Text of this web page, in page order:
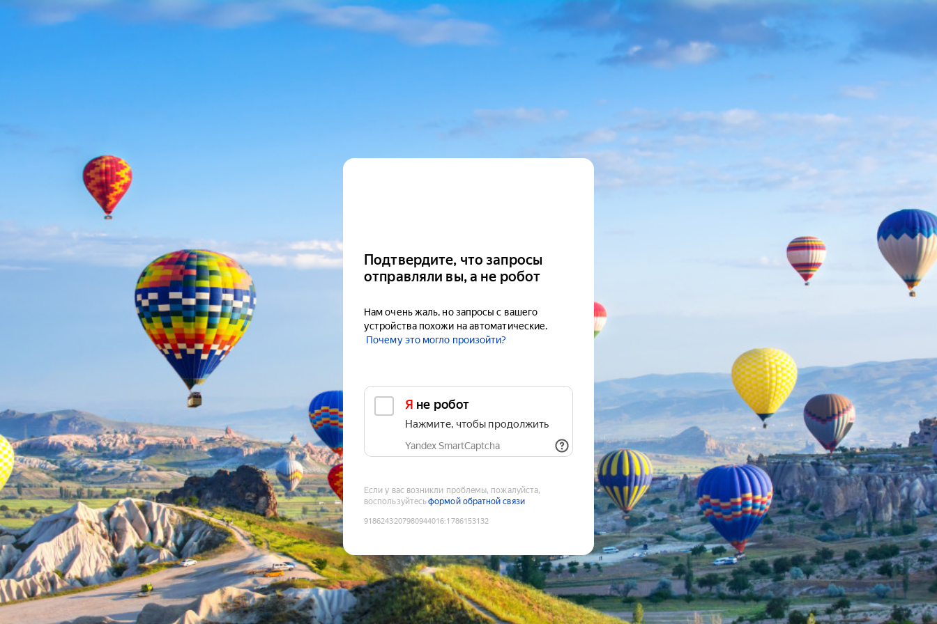
Подтвердите, что запросы
отправляли вы, а не робот
Нам очень жаль, но запросы с вашего
устройства похожи на автоматические.
Почему это могло произойти?
Я не робот
Нажмите, чтобы продолжить
Yandex SmartCaptcha
Если у вас возникли проблемы, пожалуйста,
воспользуйтесьформой обратной связи
9186243207980944016:1786153132